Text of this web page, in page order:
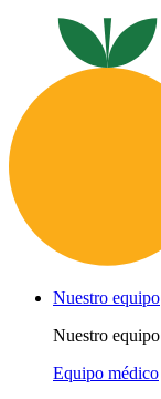
Nuestro equipo
Nuestro equipo
Equipo médico